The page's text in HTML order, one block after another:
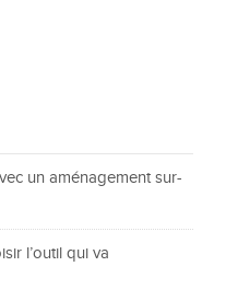
un aménagement sur-
l’outil qui va